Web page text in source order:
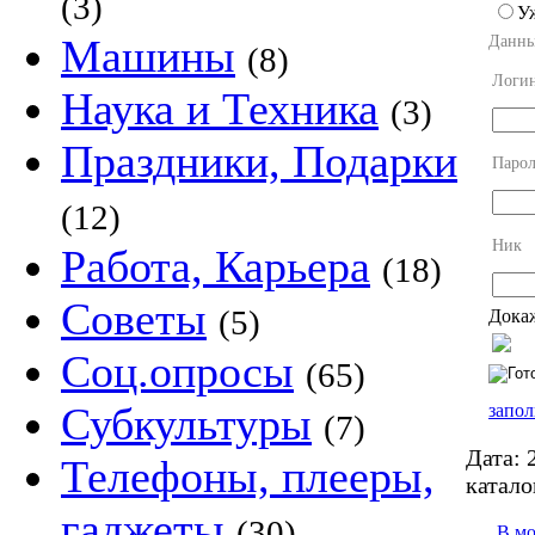
Машины (8)
Наука и Техника (3)
Праздники, Подарки
(12)
Работа, Карьера (18)
Советы (5)
Соц.опросы (65)
Субкультуры (7)
Телефоны, плееры,
Ник
Дата: